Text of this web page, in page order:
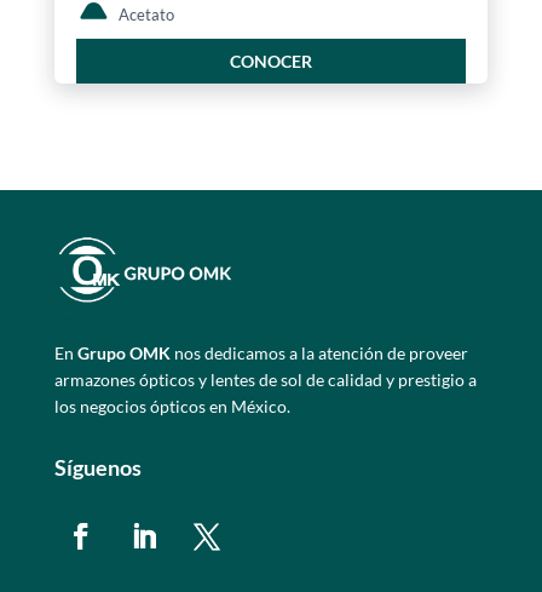
Acetato
CONOCER
En Grupo OMKnos dedicamos a la atención de proveer
armazones ópticos y lentes de sol de calidad y prestigio a
los negocios ópticos en México.
Síguenos